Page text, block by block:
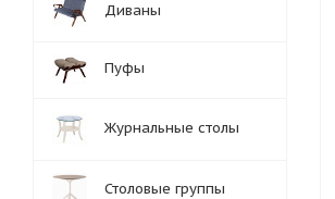
Диваны
Пуфы
Журнальные столы
Столовые группы